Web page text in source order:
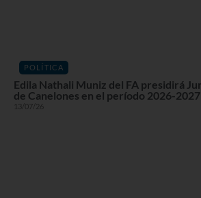
POLÍTICA
Edila Nathali Muniz del FA presidirá
de Canelones en el período 2026-2027
13/07/26